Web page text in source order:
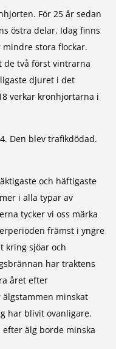
För 25 år sedan
östra delar. Idag finns
stora flockar.
de två först vintrarna
djuret i det
verkar kronhjortarna i
Den blev trafikdödad.
och häftigaste
i alla typar av
tycker vi oss märka
främst i yngre
kring sjöar och
har traktens
året efter
minskat
har blivit ovanligare.
älg borde minska